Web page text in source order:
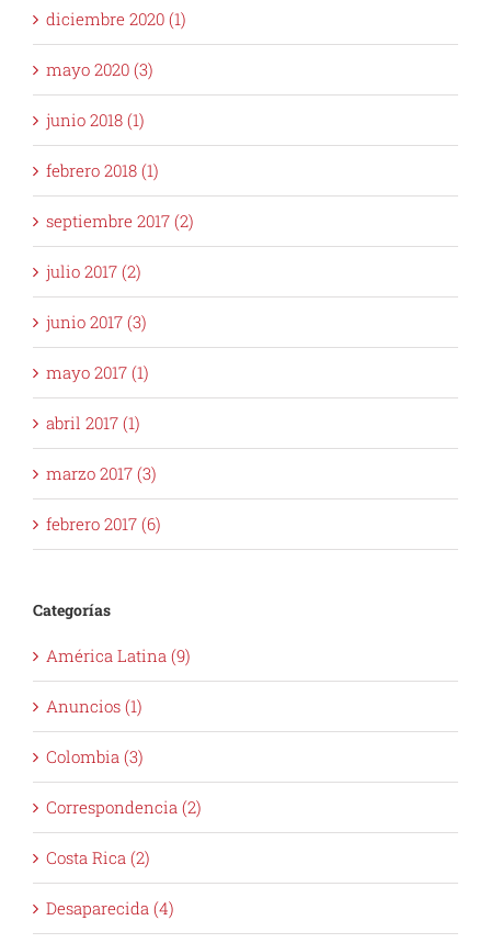
diciembre 2020 (1)
mayo 2020 (3)
junio 2018 (1)
febrero 2018 (1)
septiembre 2017 (2)
julio 2017 (2)
junio 2017 (3)
mayo 2017 (1)
abril 2017 (1)
marzo 2017 (3)
febrero 2017 (6)
Categorías
América Latina (9)
Anuncios (1)
Colombia (3)
Correspondencia (2)
Costa Rica (2)
Desaparecida (4)